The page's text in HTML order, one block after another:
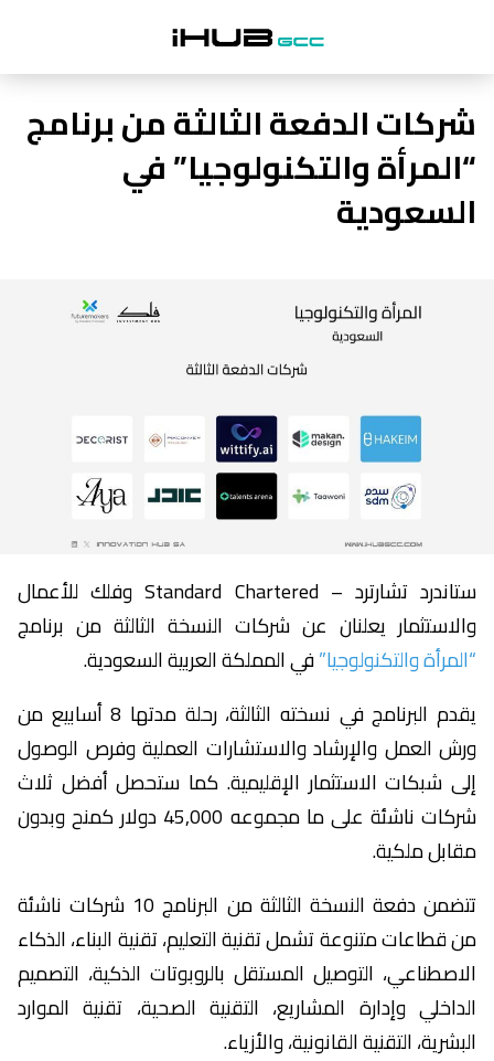
شركات الدفعة الثالثة من برنامج
“المرأة والتكنولوجيا” في
السعودية
ستاندرد تشارترد – Standard Chartered وفلك للأعمال
والاستثمار يعلنان عن شركات النسخة الثالثة من برنامج
“المرأة والتكنولوجيا”في المملكة العربية السعودية.
يقدم البرنامج في نسخته الثالثة، رحلة مدتها 8 أسابيع من
ورش العمل والإرشاد والاستشارات العملية وفرص الوصول
إلى شبكات الاستثمار الإقليمية. كما ستحصل أفضل ثلاث
شركات ناشئة على ما مجموعه 45,000 دولار كمنح وبدون
مقابل ملكية.
تتضمن دفعة النسخة الثالثة من البرنامج 10 شركات ناشئة
من قطاعات متنوعة تشمل تقنية التعليم، تقنية البناء، الذكاء
الاصطناعي، التوصيل المستقل بالروبوتات الذكية، التصميم
الداخلي وإدارة المشاريع، التقنية الصحية، تقنية الموارد
البشرية، التقنية القانونية، والأزياء.